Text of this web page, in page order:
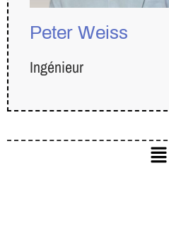
Peter Weiss
Ingénieur